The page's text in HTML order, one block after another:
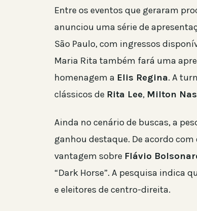
Entre os eventos que geraram
anunciou uma série de
São Paulo, com ingressos
Maria Rita também fará uma
homenagem a Elis Regina. A
clássicos de Rita Lee, Milton
Ainda no cenário de buscas, a
ganhou destaque. De acordo
vantagem sobre Flávio
“Dark Horse”. A pesquisa indica
e eleitores de centro-direita.